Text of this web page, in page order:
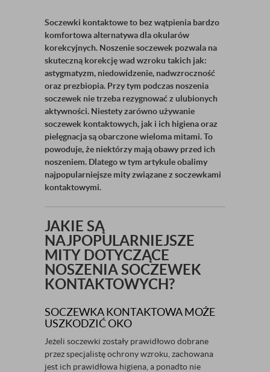
Soczewki kontaktowe to bez wątpienia bardzo
komfortowa alternatywa dla okularów
korekcyjnych. Noszenie soczewek pozwala na
skuteczną korekcję wad wzroku takich jak:
astygmatyzm, niedowidzenie, nadwzroczność
oraz prezbiopia. Przy tym podczas noszenia
soczewek nie trzeba rezygnować z ulubionych
aktywności. Niestety zarówno używanie
soczewek kontaktowych, jak i ich higiena oraz
pielęgnacja są obarczone wieloma mitami. To
powoduje, że niektórzy mają obawy przed ich
noszeniem. Dlatego w tym artykule obalimy
najpopularniejsze mity związane z soczewkami
kontaktowymi.
JAKIE SĄ
NAJPOPULARNIEJSZE
MITY DOTYCZĄCE
NOSZENIA SOCZEWEK
KONTAKTOWYCH?
SOCZEWKA KONTAKTOWA MOŻE
USZKODZIĆ OKO
Jeżeli soczewki zostały prawidłowo dobrane
przez specjalistę ochrony wzroku, zachowana
jest ich prawidłowa higiena, a ponadto nie